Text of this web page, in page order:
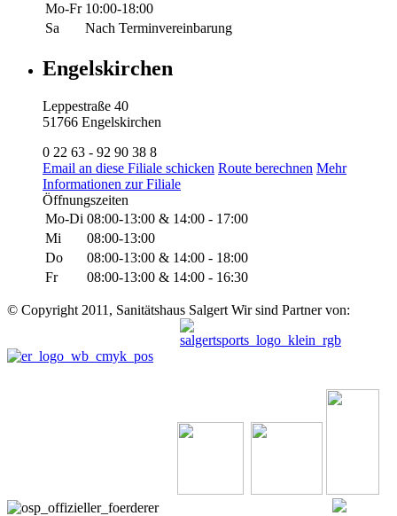
Mo-Fr 10:00-18:00
Sa
Nach Terminvereinbarung
Engelskirchen
Leppestraße 40
51766 Engelskirchen
0 22 63 - 92 90 38 8
Email an diese Filiale schicken Route berechnen Mehr
Informationen zur Filiale
Öffnungszeiten
Mo-Di 08:00-13:00 & 14:00 - 17:00
Mi
08:00-13:00
Do
08:00-13:00 & 14:00 - 18:00
Fr
08:00-13:00 & 14:00 - 16:30
© Copyright 2011, Sanitätshaus Salgert Wir sind Partner von: